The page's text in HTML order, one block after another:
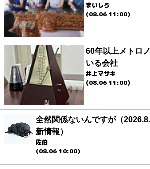
まいしろ
(08.06 11:00)
60年以上メトロ
いる会社
井上マサキ
(08.06 11:00)
全然関係ないんですが（
新情報）
佐伯
(08.06 10:00)